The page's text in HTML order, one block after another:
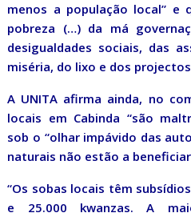
menos a população local” e
pobreza (…) da má
desigualdades sociais, das
miséria, do lixo e dos
A UNITA afirma ainda, no
locais em Cabinda “são
sob o “olhar impávido das
naturais não estão a
“Os sobas locais têm
e 25.000 kwanzas. A